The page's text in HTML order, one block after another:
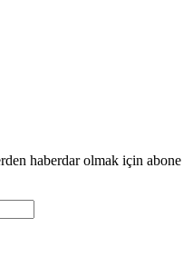
haberdar olmak için abone